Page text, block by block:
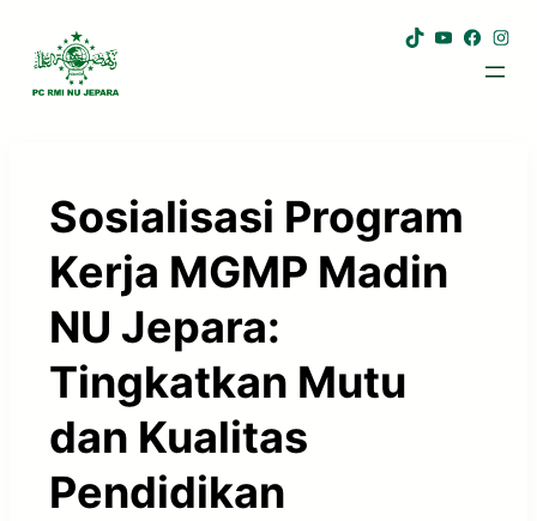
TikTok
Sosialisasi Program
Kerja MGMP Madin
NU Jepara:
Tingkatkan Mutu
dan Kualitas
Pendidikan